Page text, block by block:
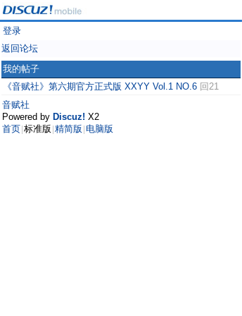
登录
返回论坛
我的帖子
《音赋社》第六期官方正式版 XXYY Vol.1 NO.6 回21
音赋社
Powered by Discuz! X2
首页 标准版 精简版 电脑版